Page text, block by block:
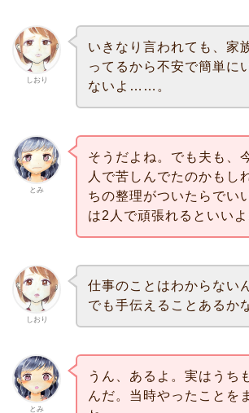
しおり
いきなり言われても、家
ってるから不安で簡単に
ないよ……。
とみ
そうだよね。でも夫も、
人で苦しんでたのかもし
ちの整理がついたらでい
は2人で頑張れるといいよ
しおり
仕事のことはわからない
でも手伝えることあるか
とみ
うん、あるよ。実はうち
んだ。当時やったことを